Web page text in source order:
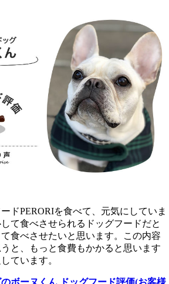
ドPERORIを食べて、元気にしていま
て食べさせられるドッグフードだと
食べさせたいと思います。この内容
と、もっと食費もかかると思います
ています。